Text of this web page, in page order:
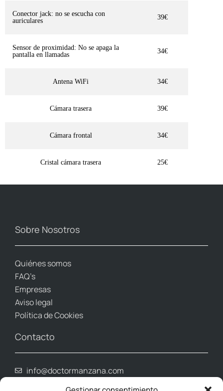
Conector jack: no se escucha con
auriculares
39€
Sensor de proximidad: No se apaga la
pantalla en llamadas
34€
Antena WiFi 34€
Cámara trasera 39€
Cámara frontal 34€
Cristal cámara trasera 25€
Sobre Nosotros
Quiénes somos
FAQ’s
Empresas
Aviso legal
Política de Cookies
Contacto
info@doctormanzana.com